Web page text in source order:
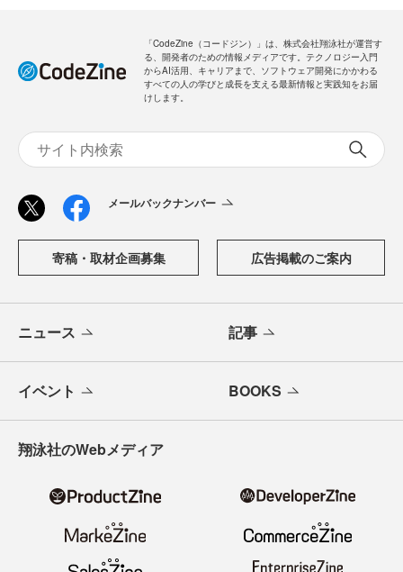
「CodeZine（コードジン）」は、株式会社翔泳社が運営す
る、開発者のための情報メディアです。テクノロジー入門
からAI活用、キャリアまで、ソフトウェア開発にかかわる
すべての人の学びと成長を支える最新情報と実践知をお届
けします。
メールバックナンバー
寄稿・取材企画募集 広告掲載のご案内
ニュース 記事
イベント BOOKS
翔泳社のWebメディア